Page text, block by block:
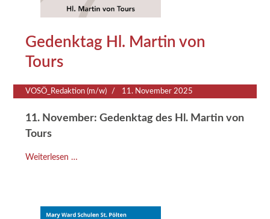
Gedenktag Hl. Martin von
Tours
VOSÖ_Redaktion (m/w) 11. November 2025
11. November: Gedenktag des Hl. Martin von
Tours
Weiterlesen …